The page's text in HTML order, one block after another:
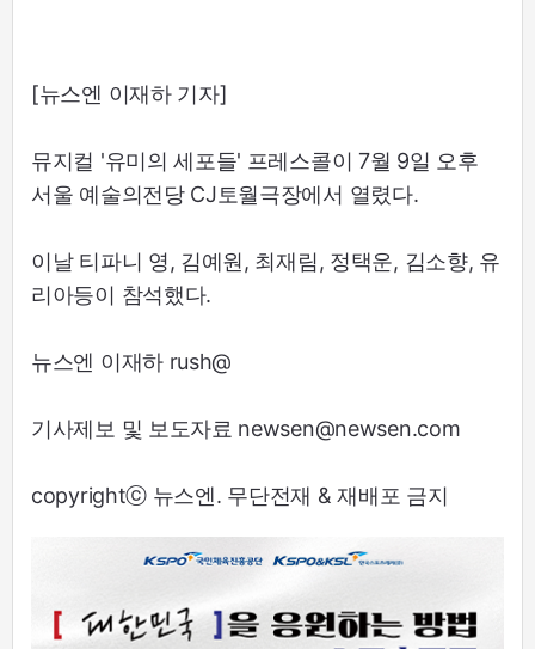
[뉴스엔 이재하 기자]
뮤지컬 '유미의 세포들' 프레스콜이 7월 9일 오후
서울 예술의전당 CJ토월극장에서 열렸다.
이날 티파니 영, 김예원, 최재림, 정택운, 김소향, 유
리아등이 참석했다.
뉴스엔 이재하 rush@
기사제보 및 보도자료 newsen@newsen.com
copyrightⓒ 뉴스엔. 무단전재 & 재배포 금지